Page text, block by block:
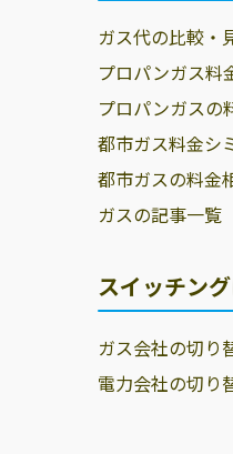
ガス代の比較・
プロパンガス料
プロパンガスの
都市ガス料金シ
都市ガスの料金
ガスの記事一覧
スイッチン
ガス会社の切り
電力会社の切り